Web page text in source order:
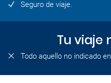
Seguro de viaje.
Tu viaje
Todo aquello no indicado